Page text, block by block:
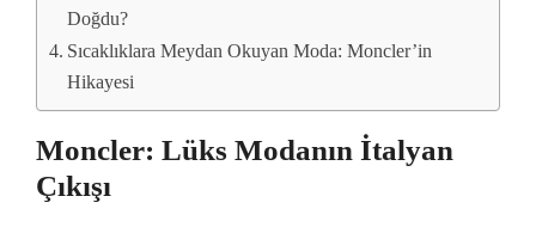
Doğdu?
Sıcaklıklara Meydan Okuyan Moda: Moncler’in
Hikayesi
Moncler: Lüks Modanın İtalyan
Çıkışı